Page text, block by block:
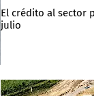
El crédito al sector
julio